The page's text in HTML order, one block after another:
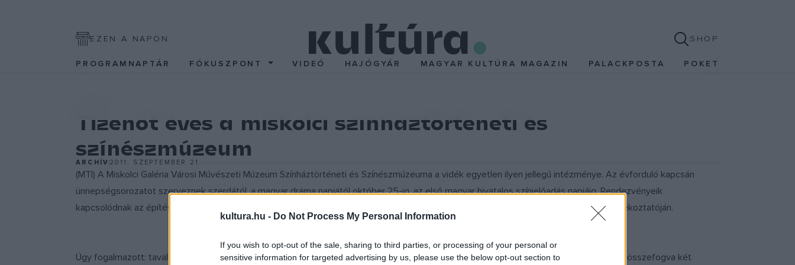
kultura.hu - Do Not Process My Personal Information
If you wish to opt-out of the sale, sharing to third parties, or processing of your personal or
sensitive information for targeted advertising by us, please use the below opt-out section to
EZEN A NAPON SHOP
PROGRAMNAPTÁR FÓKUSZPONT VIDEÓ HAJÓGYÁR MAGYAR KULTÚRA MAGAZIN PALACKPOSTA POKET
Tizenöt éves a miskolci színháztörténeti és
színészmúzeum
ARCHÍV2011. SZEPTEMBER 21.
(MTI) A Miskolci Galéria Városi Művészeti Múzeum Színháztörténeti és Színészmúzeuma a vidék egyetlen ilyen jellegű intézménye. Az évforduló kapcsán
ünnepségsorozatot szerveznek szerdától, a magyar dráma napjától október 25-ig, az első magyar hivatalos színielőadás napjáig. Rendezvényeik
kapcsolódnak az építészet hónapjához és a múzeumok őszi fesztiváljához ? mondta el
, a galéria igazgatója keddi sajtótájékoztatóján.
Úgy fogalmazott: tavaly Hódolván Tháliánakcímmel elkészült az új állandó kiállítás, amely a miskolci színjátszás történetét mutatja be, összefogva két